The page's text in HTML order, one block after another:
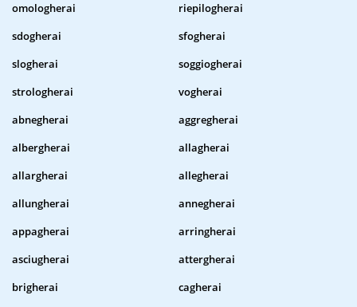
omologherai
riepilogherai
sdogherai
sfogherai
slogherai
soggiogherai
strologherai
vogherai
abnegherai
aggregherai
albergherai
allagherai
allargherai
allegherai
allungherai
annegherai
appagherai
arringherai
asciugherai
attergherai
brigherai
cagherai